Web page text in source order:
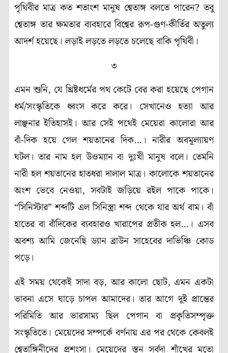
পৃথিবীর মাত্র কত শতাংশ মানুষ শ্বেতাঙ্গ বলতে পারেন? তবু
শ্বেতাঙ্গ তার ক্ষমতার ব্যবহারে বিশ্বের রূপ-গুণ-কীর্তির অতুল্য
আদর্শ হয়েছে। লড়াই লড়তে লড়তে চলেছে বাকি পৃথিবী।
৩
এমন শুনি, যে খ্রিষ্টধর্মের পথ কেটে বের করা হয়েছে পেগান
ধর্ম/সংস্কৃতিকে ধ্বংস করে করে। সেখানেও হত্যা আর
লাঞ্ছনার ইতিহাসই। আর সেই পথেই মেয়েরা কালোরা আর
বাঁ-দিক হয়ে গেল শয়তানের দিক…। নারীর অবমূল্যায়ণ
ঘটল। তার নাম হল উওম্যান বা দুঃখী মানুষ বলে। তেমনি
নারী হল শয়তানের হাতধরা দালাল মাত্র। কালোকে শয়তানের
অংশ ভেবে নেওয়া, সবটাই জড়িয়ে রইল পাকে পাকে।
“সিনিস্টার” শব্দটি এল সিনিস্ত্রা শব্দ থেকে যার অর্থ বাম। বাঁ
হাতের বা বাঁদিকের ব্যবহারও খারাপের প্রতীক হল…। এসব
অবশ্য আমি জেনেছি ড্যান ব্রাউন সাহেবের দাভিঞ্চি কোড
পড়ে।
এই সময় থেকেই সাদা বড়, আর কালো ছোট, এমন একটা
ভাবনা এসে ঘাড়ে চাপল আমাদের। তার আগে দুই প্রান্তের
পরিমিতি আর ভারসাম্য ছিল পেগান বা প্রকৃতিসম্পৃক্ত
সংস্কৃতিতে। মেয়েদের সম্পর্কে বর্ণনায় এর পর থেকে কেবলই
শ্বেতাঙ্গিনীদের প্রশংসা। মেয়েদের স্তন সর্বদা শাঁখের মতো